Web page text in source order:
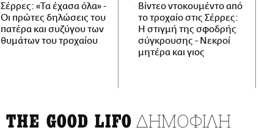
Σέρρες: «Τα έχασα όλα» -
Οι πρώτες δηλώσεις του
πατέρα και συζύγου των
θυμάτων του τροχαίου
Βίντεο ντοκουμέντο από
το τροχαίο στις Σέρρες:
Η στιγμή της σφοδρής
σύγκρουσης - Νεκροί
μητέρα και γιος
THE GOOD LIFO ΔΗΜΟΦΙΛΗ